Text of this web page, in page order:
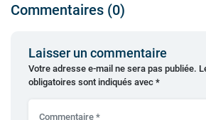
Commentaires (0)
Laisser un commentaire
Votre adresse e-mail ne sera pas publiée.
obligatoires sont indiqués avec *